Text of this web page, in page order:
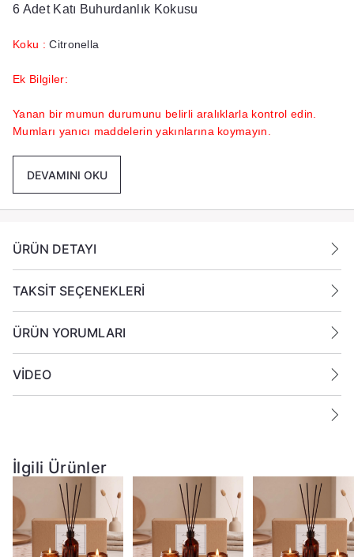
6 Adet Katı Buhurdanlık Kokusu
Koku : Citronella
Ek Bilgiler:
Yanan bir mumun durumunu belirli aralıklarla kontrol edin.
Mumları yanıcı maddelerin yakınlarına koymayın.
DEVAMINI OKU
ÜRÜN DETAYI
TAKSİT SEÇENEKLERİ
ÜRÜN YORUMLARI
VİDEO
İlgili Ürünler